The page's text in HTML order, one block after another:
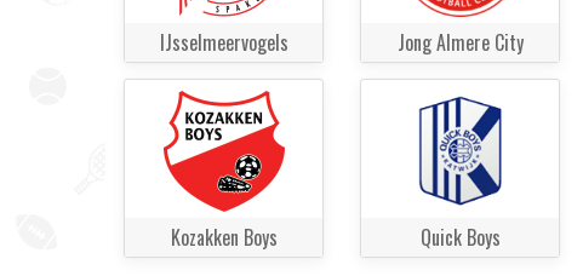
IJsselmeervogels Jong Almere City
Kozakken Boys Quick Boys